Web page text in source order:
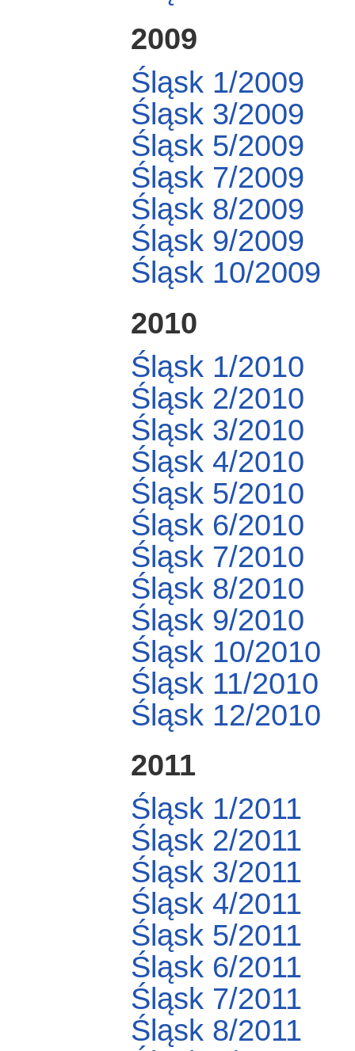
2009
Śląsk 1/2009
Śląsk 3/2009
Śląsk 5/2009
Śląsk 7/2009
Śląsk 8/2009
Śląsk 9/2009
Śląsk 10/2009
2010
Śląsk 1/2010
Śląsk 2/2010
Śląsk 3/2010
Śląsk 4/2010
Śląsk 5/2010
Śląsk 6/2010
Śląsk 7/2010
Śląsk 8/2010
Śląsk 9/2010
Śląsk 10/2010
Śląsk 11/2010
Śląsk 12/2010
2011
Śląsk 1/2011
Śląsk 2/2011
Śląsk 3/2011
Śląsk 4/2011
Śląsk 5/2011
Śląsk 6/2011
Śląsk 7/2011
Śląsk 8/2011